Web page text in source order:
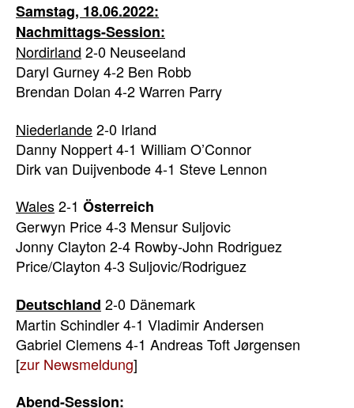
Samstag, 18.06.2022:
Nachmittags-Session:
Nordirland 2-0 Neuseeland
Daryl Gurney 4-2 Ben Robb
Brendan Dolan 4-2 Warren Parry
Niederlande2-0 Irland
Danny Noppert 4-1 William O’Connor
Dirk van Duijvenbode 4-1 Steve Lennon
Wales2-1 Österreich
Gerwyn Price 4-3 Mensur Suljovic
Jonny Clayton 2-4 Rowby-John Rodriguez
Price/Clayton 4-3 Suljovic/Rodriguez
Deutschland 2-0 Dänemark
Martin Schindler 4-1 Vladimir Andersen
Gabriel Clemens 4-1 Andreas Toft Jørgensen
[zur Newsmeldung]
Abend-Session: